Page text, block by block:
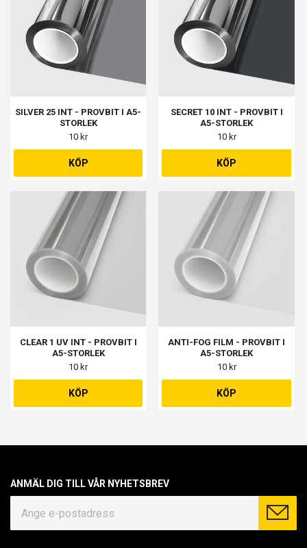
SILVER 25 INT - PROVBIT I A5-
STORLEK
10 kr
KÖP
SECRET 10 INT - PROVBIT I
A5-STORLEK
10 kr
KÖP
CLEAR 1 UV INT - PROVBIT I
A5-STORLEK
10 kr
KÖP
ANTI-FOG FILM - PROVBIT I
A5-STORLEK
10 kr
KÖP
ANMÄL DIG TILL VÅR NYHETSBREV